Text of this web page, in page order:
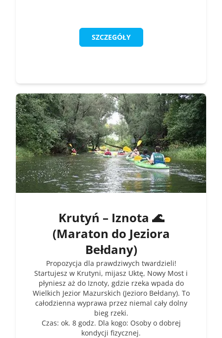
SZCZEGÓŁY
Krutyń – Iznota 🌊
(Maraton do Jeziora
Bełdany)
Propozycja dla prawdziwych twardzieli!
Startujesz w Krutyni, mijasz Uktę, Nowy Most i
płyniesz aż do Iznoty, gdzie rzeka wpada do
Wielkich Jezior Mazurskich (Jezioro Bełdany). To
całodzienna wyprawa przez niemal cały dolny
bieg rzeki.
Czas: ok. 8 godz. Dla kogo: Osoby o dobrej
kondycji fizycznej.